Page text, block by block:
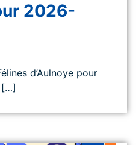
2026-
d’Aulnoye pour
[…]